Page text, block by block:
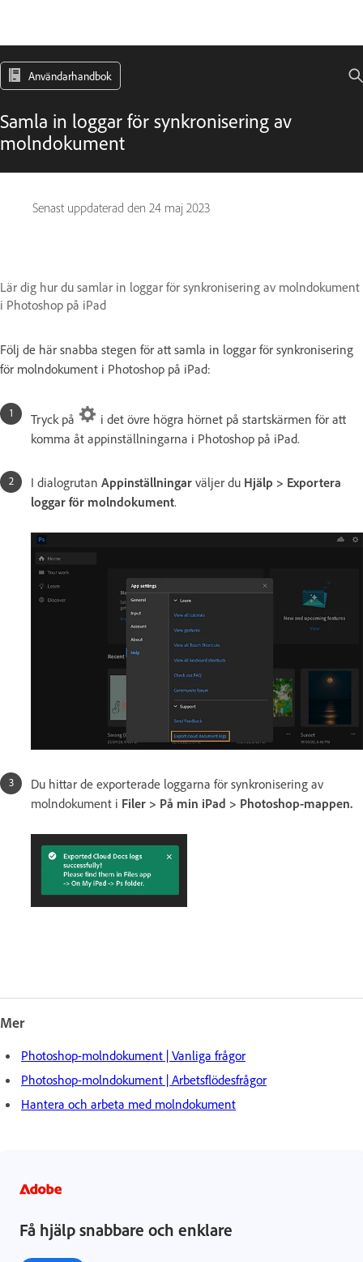
Användarhandbok
Samla in loggar för synkronisering av
molndokument
Senast uppdaterad den 24 maj 2023
Lär dig hur du samlar in loggar för synkronisering av molndokument
i Photoshop på iPad
Följ de här snabba stegen för att samla in loggar för synkronisering
för molndokument i Photoshop på iPad:
Tryck på
i det övre högra hörnet på startskärmen för att
komma åt appinställningarna i Photoshop på iPad.
I dialogrutan Appinställningar väljer du Hjälp > Exportera
loggar för molndokument.
Du hittar de exporterade loggarna för synkronisering av
molndokument i Filer > På min iPad > Photoshop-mappen.
Mer
Photoshop-molndokument | Vanliga frågor
Photoshop-molndokument | Arbetsflödesfrågor
Hantera och arbeta med molndokument
Få hjälp snabbare och enklare